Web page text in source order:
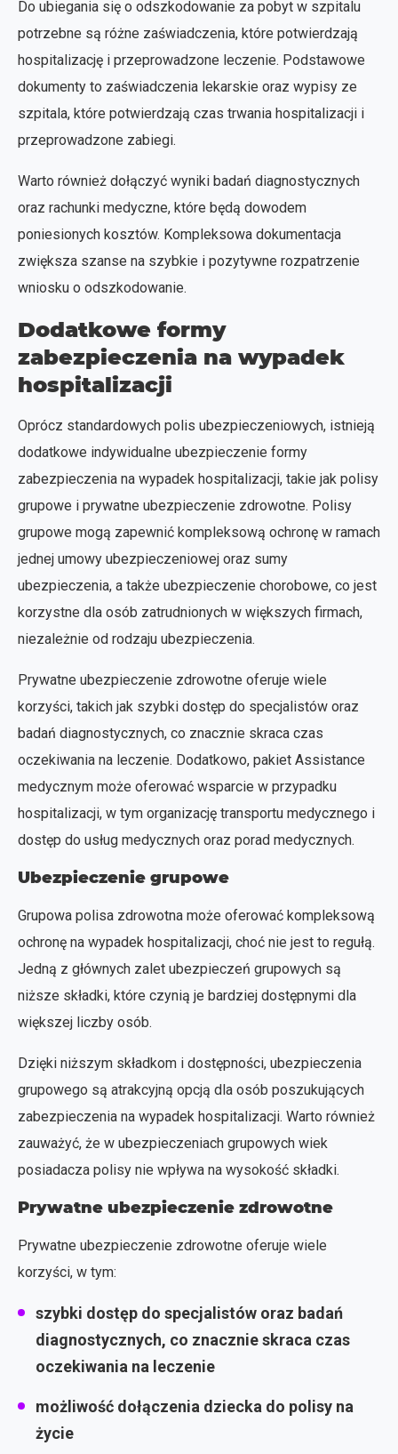
Do ubiegania się o odszkodowanie za pobyt w szpitalu
potrzebne są różne zaświadczenia, które potwierdzają
hospitalizację i przeprowadzone leczenie. Podstawowe
dokumenty to zaświadczenia lekarskie oraz wypisy ze
szpitala, które potwierdzają czas trwania hospitalizacji i
przeprowadzone zabiegi.
Warto również dołączyć wyniki badań diagnostycznych
oraz rachunki medyczne, które będą dowodem
poniesionych kosztów. Kompleksowa dokumentacja
zwiększa szanse na szybkie i pozytywne rozpatrzenie
wniosku o odszkodowanie.
Dodatkowe formy
zabezpieczenia na wypadek
hospitalizacji
Oprócz standardowych polis ubezpieczeniowych, istnieją
dodatkowe indywidualne ubezpieczenie formy
zabezpieczenia na wypadek hospitalizacji, takie jak polisy
grupowe i prywatne ubezpieczenie zdrowotne. Polisy
grupowe mogą zapewnić kompleksową ochronę w ramach
jednej umowy ubezpieczeniowej oraz sumy
ubezpieczenia, a także ubezpieczenie chorobowe, co jest
korzystne dla osób zatrudnionych w większych firmach,
niezależnie od rodzaju ubezpieczenia.
Prywatne ubezpieczenie zdrowotne oferuje wiele
korzyści, takich jak szybki dostęp do specjalistów oraz
badań diagnostycznych, co znacznie skraca czas
oczekiwania na leczenie. Dodatkowo, pakiet Assistance
medycznym może oferować wsparcie w przypadku
hospitalizacji, w tym organizację transportu medycznego i
dostęp do usług medycznych oraz porad medycznych.
Ubezpieczenie grupowe
Grupowa polisa zdrowotna może oferować kompleksową
ochronę na wypadek hospitalizacji, choć nie jest to regułą.
Jedną z głównych zalet ubezpieczeń grupowych są
niższe składki, które czynią je bardziej dostępnymi dla
większej liczby osób.
Dzięki niższym składkom i dostępności, ubezpieczenia
grupowego są atrakcyjną opcją dla osób poszukujących
zabezpieczenia na wypadek hospitalizacji. Warto również
zauważyć, że w ubezpieczeniach grupowych wiek
posiadacza polisy nie wpływa na wysokość składki.
Prywatne ubezpieczenie zdrowotne
Prywatne ubezpieczenie zdrowotne oferuje wiele
korzyści, w tym:
szybki dostęp do specjalistów oraz badań
diagnostycznych, co znacznie skraca czas
oczekiwania na leczenie
możliwość dołączenia dziecka do polisy na
życie